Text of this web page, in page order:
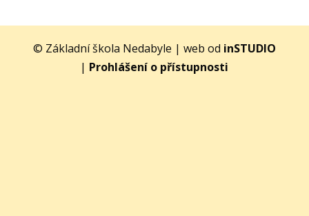
© Základní škola Nedabyle | web od inSTUDIO
| Prohlášení o přístupnosti